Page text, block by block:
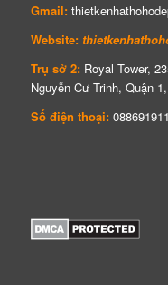
Gmail:
Website:
Trụ sở 2:Royal Tower,
Nguyễn Cư Trinh, Quận
Số điện thoại: